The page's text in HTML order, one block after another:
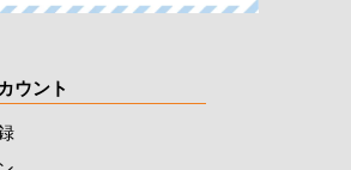
ウント